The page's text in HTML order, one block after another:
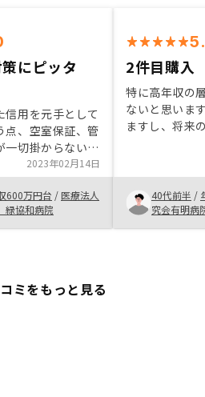
にピッタ
信用を元手として
点、空室保証、管
一切掛からないと
私にピッタリだと
として開始した
わりになる点も良
るという点は老
ると考えた。 手
さり安心して進
。
2023年02月14日
600万円台 /医療法人
協和病院
2件目購入
特に高年収の
ないと思いま
ますし、将来
が、ある程度
ます。購入の
てやって頂け
もおすすめです
40代前半 /
究会有明病
ミをもっと見る